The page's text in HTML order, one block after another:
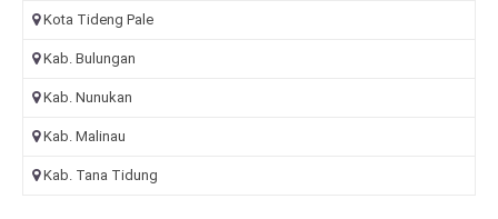
Kota Tideng Pale
Kab. Bulungan
Kab. Nunukan
Kab. Malinau
Kab. Tana Tidung